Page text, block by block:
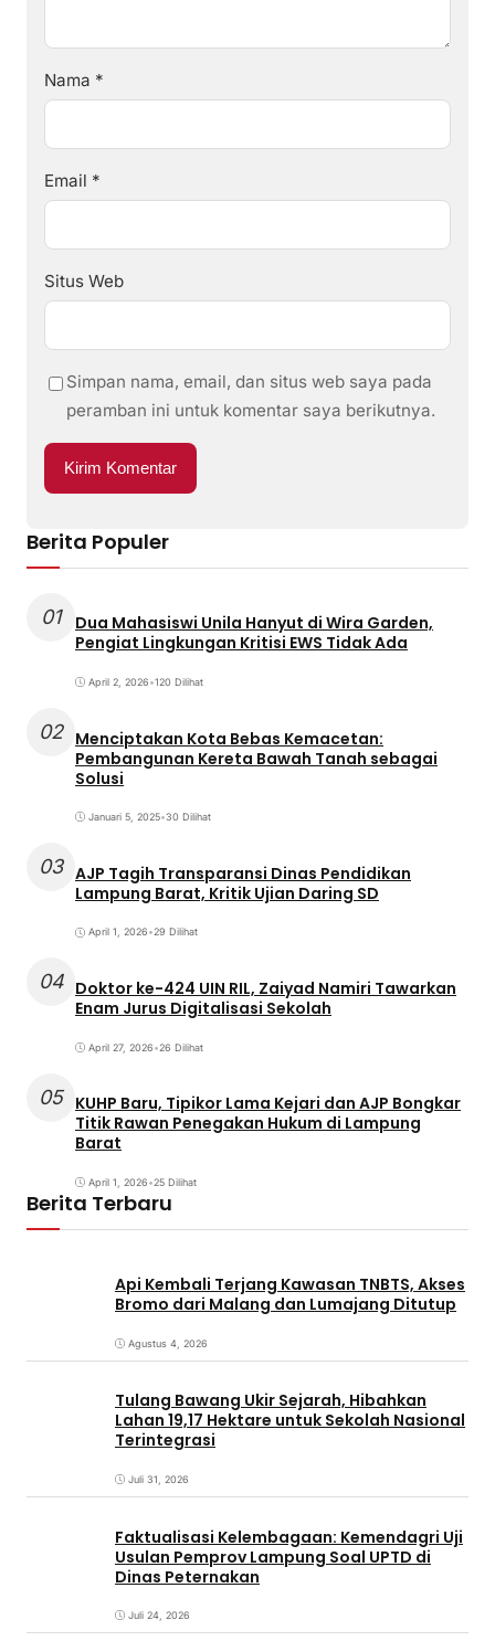
Nama *
Email *
Situs Web
Simpan nama, email, dan situs web saya pada
peramban ini untuk komentar saya berikutnya.
Berita Populer
01
Dua Mahasiswi Unila Hanyut di Wira Garden,
Pengiat Lingkungan Kritisi EWS Tidak Ada
April 2, 2026•120 Dilihat
02 Menciptakan Kota Bebas Kemacetan:
Pembangunan Kereta Bawah Tanah sebagai
Solusi
Januari 5, 2025•30 Dilihat
03 AJP Tagih Transparansi Dinas Pendidikan
Lampung Barat, Kritik Ujian Daring SD
April 1, 2026•29 Dilihat
04 Doktor ke-424 UIN RIL, Zaiyad Namiri Tawarkan
Enam Jurus Digitalisasi Sekolah
April 27, 2026•26 Dilihat
05 KUHP Baru, Tipikor Lama Kejari dan AJP Bongkar
Titik Rawan Penegakan Hukum di Lampung
Barat
April 1, 2026•25 Dilihat
Berita Terbaru
Api Kembali Terjang Kawasan TNBTS, Akses
Bromo dari Malang dan Lumajang Ditutup
Agustus 4, 2026
Tulang Bawang Ukir Sejarah, Hibahkan
Lahan 19,17 Hektare untuk Sekolah Nasional
Terintegrasi
Juli 31, 2026
Faktualisasi Kelembagaan: Kemendagri Uji
Usulan Pemprov Lampung Soal UPTD di
Dinas Peternakan
Juli 24, 2026